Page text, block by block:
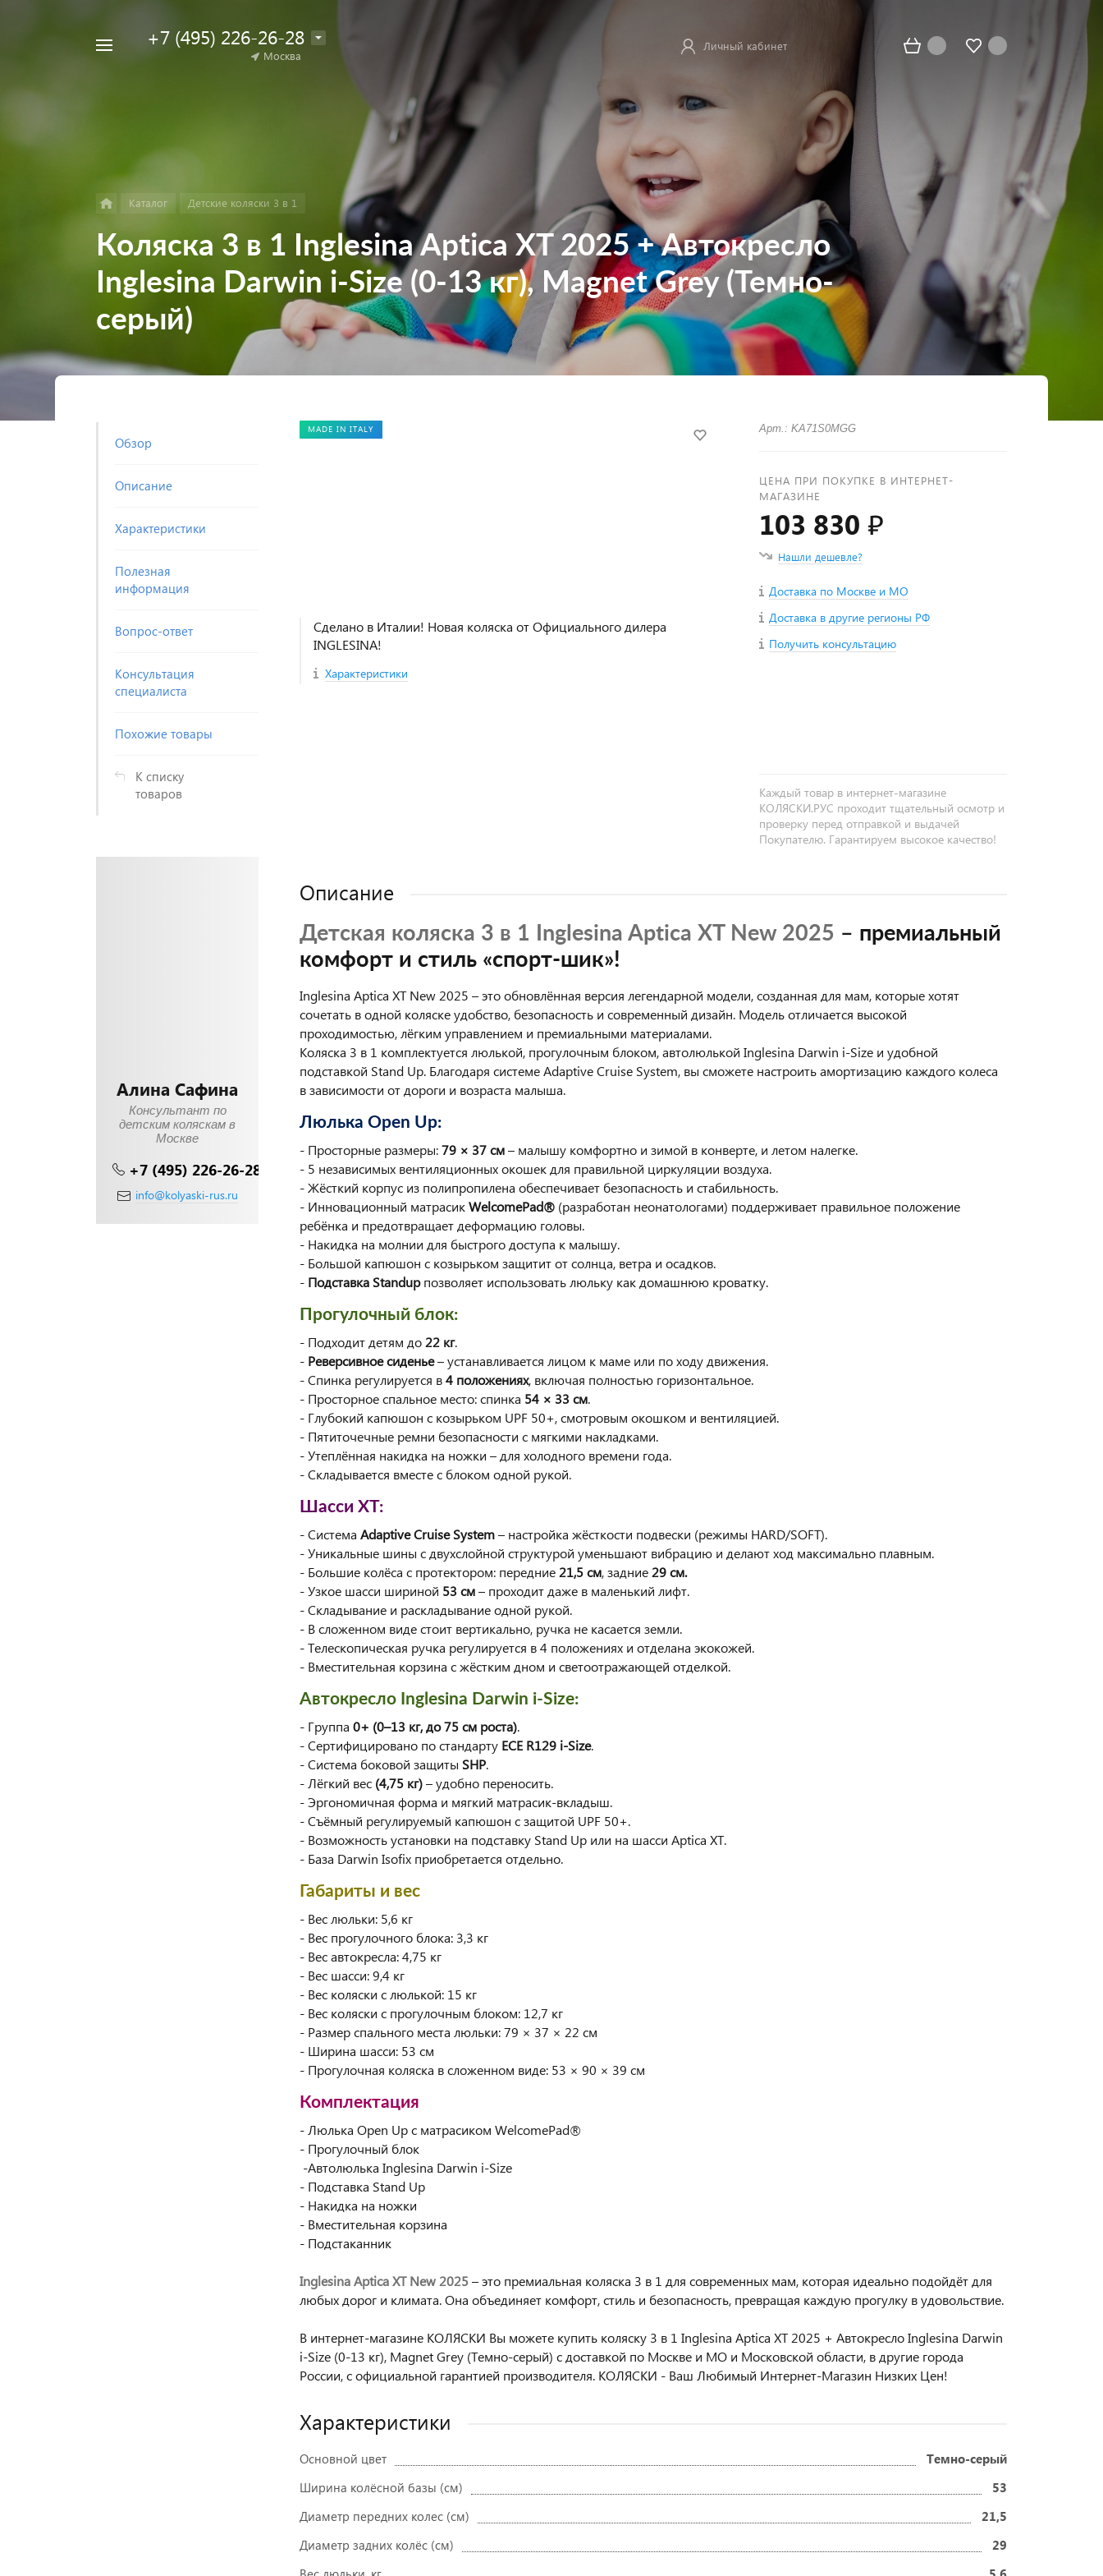
двойни
+7 (495) 226-26-28
Москва
Личный кабинет
Каталог Детские коляски 3 в 1
Коляска 3 в 1 Inglesina Aptica XT 2025 + Автокресло
Inglesina Darwin i-Size (0-13 кг), Magnet Grey (Темно-
серый)
Обзор
Описание
Характеристики
Полезная
информация
Вопрос-ответ
Консультация
специалиста
Похожие товары
К списку
товаров
Алина Сафина
Консультант по
детским коляскам в
Москве
+7 (495) 226-26-28
info@kolyaski-rus.ru
MADE IN ITALY
Сделано в Италии! Новая коляска от Официального дилера
INGLESINA!
Характеристики
Арт.: KA71S0MGG
ЦЕНА ПРИ ПОКУПКЕ В ИНТЕРНЕТ-
МАГАЗИНЕ
103 830 ₽
Нашли дешевле?
Доставка по Москве и МО
Доставка в другие регионы РФ
Получить консультацию
Каждый товар в интернет-магазине
КОЛЯСКИ.РУС проходит тщательный осмотр и
проверку перед отправкой и выдачей
Покупателю. Гарантируем высокое качество!
Описание
Детская коляска 3 в 1 Inglesina Aptica XT New 2025 – премиальный
комфорт и стиль «спорт-шик»!
Inglesina Aptica XT New 2025 – это обновлённая версия легендарной модели, созданная для мам, которые хотят
сочетать в одной коляске удобство, безопасность и современный дизайн. Модель отличается высокой
проходимостью, лёгким управлением и премиальными материалами.
Коляска 3 в 1 комплектуется люлькой, прогулочным блоком, автолюлькой Inglesina Darwin i-Size и удобной
подставкой Stand Up. Благодаря системе Adaptive Cruise System, вы сможете настроить амортизацию каждого колеса
в зависимости от дороги и возраста малыша.
Люлька Open Up:
- Просторные размеры:79 × 37 см– малышу комфортно и зимой в конверте, и летом налегке.
- 5 независимых вентиляционных окошек для правильной циркуляции воздуха.
- Жёсткий корпус из полипропилена обеспечивает безопасность и стабильность.
- Инновационный матрасикWelcomePad® (разработан неонатологами) поддерживает правильное положение
ребёнка и предотвращает деформацию головы.
- Накидка на молнии для быстрого доступа к малышу.
- Большой капюшон с козырьком защитит от солнца, ветра и осадков.
- Подставка Standupпозволяет использовать люльку как домашнюю кроватку.
Прогулочный блок:
- Подходит детям до22 кг.
- Реверсивное сиденье– устанавливается лицом к маме или по ходу движения.
- Спинка регулируется в4 положениях, включая полностью горизонтальное.
- Просторное спальное место: спинка 54 × 33 см.
- Глубокий капюшон с козырьком UPF 50+, смотровым окошком и вентиляцией.
- Пятиточечные ремни безопасности с мягкими накладками.
- Утеплённая накидка на ножки – для холодного времени года.
- Складывается вместе с блоком одной рукой.
Шасси XT:
- Система Adaptive Cruise System– настройка жёсткости подвески (режимы HARD/SOFT).
- Уникальные шины с двухслойной структурой уменьшают вибрацию и делают ход максимально плавным.
- Большие колёса с протектором: передние21,5 см, задние29см.
- Узкое шасси шириной 53 см– проходит даже в маленький лифт.
- Складывание и раскладывание одной рукой.
- В сложенном виде стоит вертикально, ручка не касается земли.
- Телескопическая ручка регулируется в 4 положениях и отделана экокожей.
- Вместительная корзина с жёстким дном и светоотражающей отделкой.
Автокресло Inglesina Darwin i-Size:
- Группа 0+ (0–13 кг, до 75 см роста).
- Сертифицировано по стандарту ECE R129 i-Size.
- Система боковой защиты SHP.
- Лёгкий вес (4,75 кг)– удобно переносить.
- Эргономичная форма и мягкий матрасик-вкладыш.
- Съёмный регулируемый капюшон с защитой UPF 50+.
- Возможность установки на подставку Stand Up или на шасси Aptica XT.
- База Darwin Isofix приобретается отдельно.
Габариты и вес
- Вес люльки: 5,6 кг
- Вес прогулочного блока: 3,3 кг
- Вес автокресла: 4,75 кг
- Вес шасси: 9,4 кг
- Вес коляски с люлькой: 15 кг
- Вес коляски с прогулочным блоком: 12,7 кг
- Размер спального места люльки: 79 × 37 × 22 см
- Ширина шасси: 53 см
- Прогулочная коляска в сложенном виде: 53 × 90 × 39 см
Комплектация
- Люлька Open Up с матрасиком WelcomePad®
- Прогулочный блок
-Автолюлька Inglesina Darwin i-Size
- Подставка Stand Up
- Накидка на ножки
- Вместительная корзина
- Подстаканник
Inglesina Aptica XT New 2025– это премиальная коляска 3 в 1 для современных мам, которая идеально подойдёт для
любых дорог и климата. Она объединяет комфорт, стиль и безопасность, превращая каждую прогулку в удовольствие.
В интернет-магазине КОЛЯСКИ Вы можете купить коляску 3 в 1 Inglesina Aptica XT 2025 + Автокресло Inglesina Darwin
i-Size (0-13 кг), Magnet Grey (Темно-серый) с доставкой по Москве и МО и Московской области, в другие города
России, с официальной гарантией производителя. КОЛЯСКИ - Ваш Любимый Интернет-Магазин Низких Цен!
Характеристики
Основной цвет
Темно-серый
Ширина колёсной базы (см)
53
Диаметр передних колес (см)
21,5
Диаметр задних колёс (см)
29